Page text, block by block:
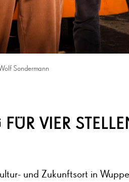
Sondermann
VIER
und Zukunftsort in